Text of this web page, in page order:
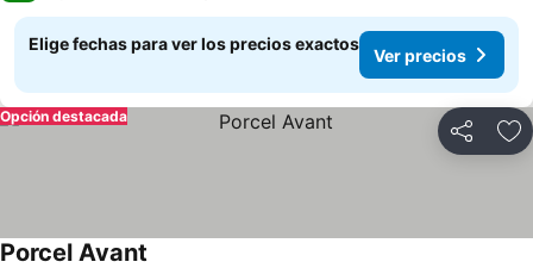
Elige fechas para ver los precios exactos
Ver precios
Compartir
Opción destacada
Porcel Avant